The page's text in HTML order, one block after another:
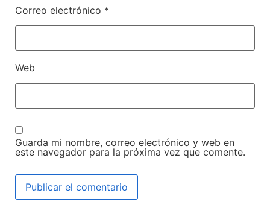
Correo electrónico *
Web
Guarda mi nombre, correo electrónico y web en
este navegador para la próxima vez que comente.